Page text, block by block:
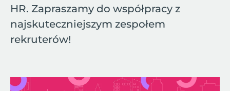
HR. Zapraszamy do współpracy z
najskuteczniejszym zespołem
rekruterów!